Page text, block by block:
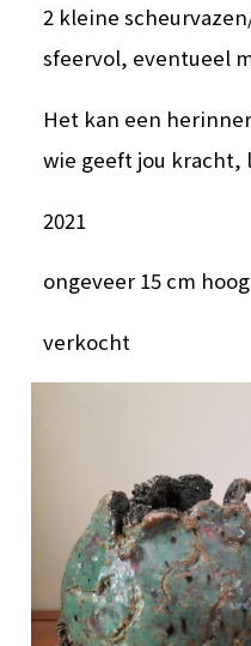
2 kleine
sfeervol, eventueel
Het kan een
wie geeft jou kracht,
2021
ongeveer 15 cm
verkocht